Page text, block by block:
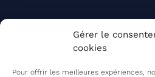
Gérer le
cookies
Pour offrir les meilleures expériences,
Agir ensemble